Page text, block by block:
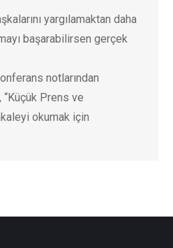
yargılamaktan daha
başarabilirsen gerçek
notlarından
“Küçük Prens ve
okumak için